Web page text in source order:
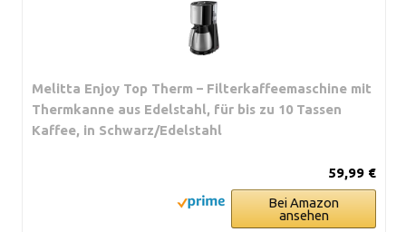
Melitta Enjoy Top Therm – Filterkaffeemaschine mit
Thermkanne aus Edelstahl, für bis zu 10 Tassen
Kaffee, in Schwarz/Edelstahl
59,99 €
Bei Amazon
ansehen